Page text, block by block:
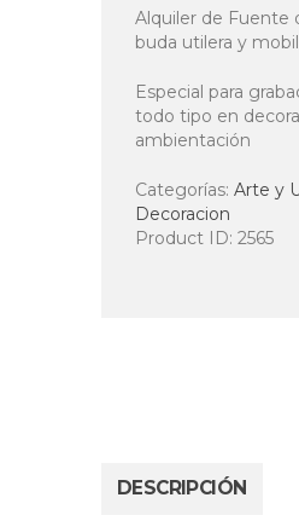
Alquiler de Fuente
buda utilera y
Especial para
todo tipo en
ambientación
Categorías: Arte y
Decoracion
Product ID: 2565
DESCRIPCIÓN